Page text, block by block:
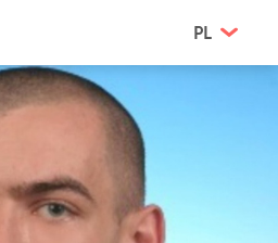
PL